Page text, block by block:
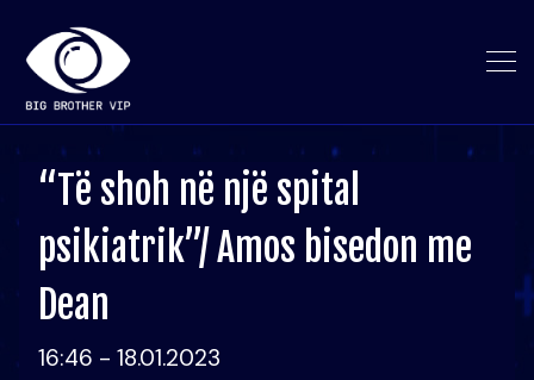
“Të shoh në një spital
psikiatrik”/ Amos bisedon me
Dean
16:46 - 18.01.2023